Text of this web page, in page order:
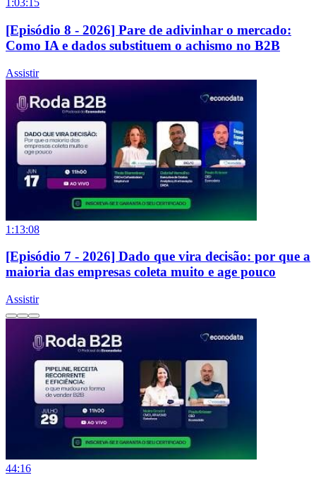
1:03:15
[Episódio 8 - 2026] Pare de adivinhar o mercado:
Como IA e dados substituem o achismo no B2B
Assistir
1:13:08
[Episódio 7 - 2026] Dado que vira decisão: por que a
maioria das empresas coleta muito e age pouco
Assistir
44:16